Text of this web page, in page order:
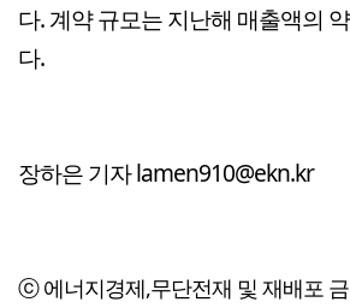
다. 계약 규모는 지난해 매출액의
다.
장하은 기자 lamen910@ekn.kr
ⓒ 에너지경제,무단전재 및 재배포